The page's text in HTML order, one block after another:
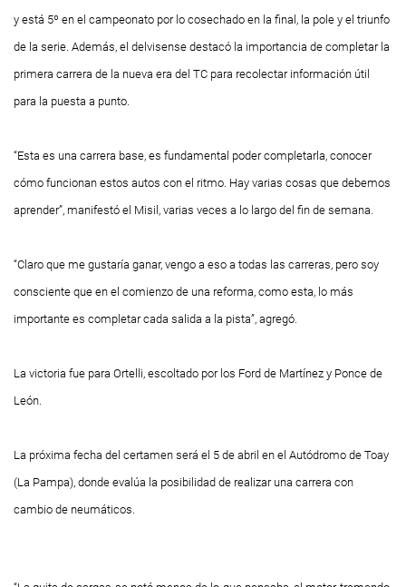
y está 5º en el campeonato por lo cosechado en la final, la pole y el triunfo
de la serie. Además, el delvisense destacó la importancia de completar la
primera carrera de la nueva era del TC para recolectar información útil
para la puesta a punto.
“Esta es una carrera base, es fundamental poder completarla, conocer
cómo funcionan estos autos con el ritmo. Hay varias cosas que debemos
aprender”, manifestó el Misil , varias veces a lo largo del fin de semana.
“Claro que me gustaría ganar, vengo a eso a todas las carreras, pero soy
consciente que en el comienzo de una reforma, como esta, lo más
importante es completar cada salida a la pista”, agregó.
La victoria fue para Ortelli, escoltado por los Ford de Martínez y Ponce de
León.
La próxima fecha del certamen será el 5 de abril en el Autódromo de Toay
(La Pampa), donde evalúa la posibilidad de realizar una carrera con
cambio de neumáticos.